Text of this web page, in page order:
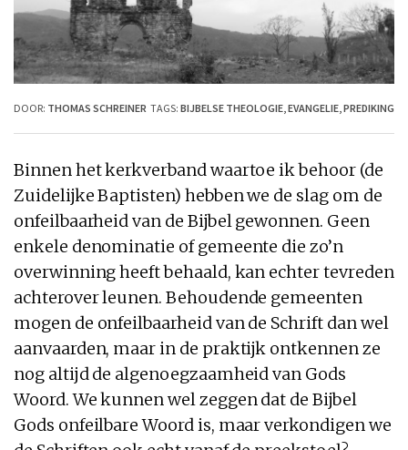
DOOR: THOMAS SCHREINER TAGS: BIJBELSE THEOLOGIE EVANGELIE PREDIKING
Binnen het kerkverband waartoe ik behoor (de
Zuidelijke Baptisten) hebben we de slag om de
onfeilbaarheid van de Bijbel gewonnen. Geen
enkele denominatie of gemeente die zo’n
overwinning heeft behaald, kan echter tevreden
achterover leunen. Behoudende gemeenten
mogen de onfeilbaarheid van de Schrift dan wel
aanvaarden, maar in de praktijk ontkennen ze
nog altijd de algenoegzaamheid van Gods
Woord. We kunnen wel zeggen dat de Bijbel
Gods onfeilbare Woord is, maar verkondigen we